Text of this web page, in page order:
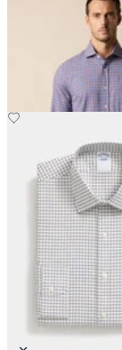
Karierte Slim Fit
Hemd mit Spread-